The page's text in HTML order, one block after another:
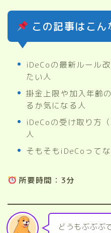
この記事はこ
iDeCoの最新ルール
たい人
掛金上限や加入年齢
るか気になる人
iDeCoの受け取り方
人
そもそもiDeCoって
所要時間：3分
どうもぶぶぶ